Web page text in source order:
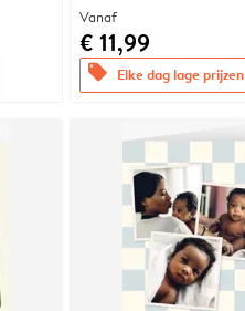
Vanaf
€ 11,99
offers Elke dag lage prijzen